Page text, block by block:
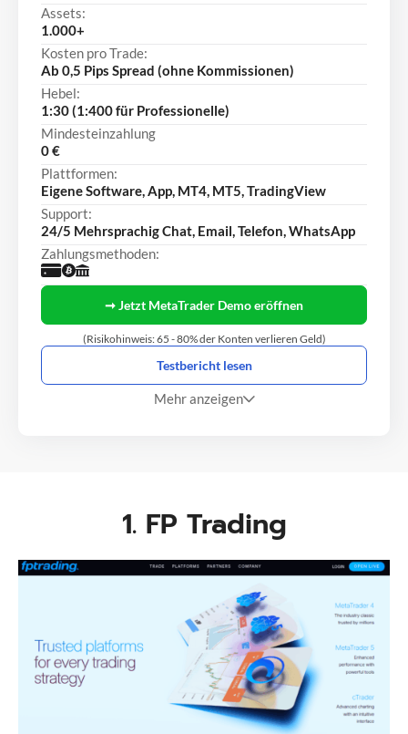
Assets:
1.000+
Kosten pro Trade:
Ab 0,5 Pips Spread (ohne Kommissionen)
Hebel:
1:30 (1:400 für Professionelle)
Mindesteinzahlung
0 €
Plattformen:
Eigene Software, App, MT4, MT5, TradingView
Support:
24/5 Mehrsprachig Chat, Email, Telefon, WhatsApp
Zahlungsmethoden:
➞ Jetzt MetaTrader Demo eröffnen
(Risikohinweis: 65 - 80% der Konten verlieren Geld)
Testbericht lesen
Mehr anzeigen
1. FP Trading